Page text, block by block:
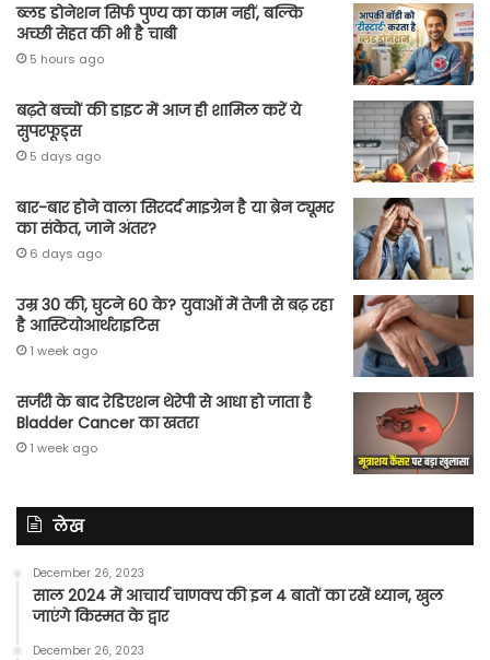
ब्लड डोनेशन सिर्फ पुण्य का काम नहीं, बल्कि
अच्छी सेहत की भी है चाबी
5 hours ago
बढ़ते बच्चों की डाइट में आज ही शामिल करें ये
सुपरफूड्स
5 days ago
बार-बार होने वाला सिरदर्द माइग्रेन है या ब्रेन ट्यूमर
का संकेत, जाने अंतर?
6 days ago
उम्र 30 की, घुटने 60 के? युवाओं में तेजी से बढ़ रहा
है आस्टियोआर्थराइटिस
1 week ago
सर्जरी के बाद रेडिएशन थेरेपी से आधा हो जाता है
Bladder Cancer का खतरा
1 week ago
लेख
December 26, 2023
साल 2024 में आचार्य चाणक्य की इन 4 बातों का रखें ध्यान, खुल
जाएंगे किस्मत के द्वार
December 26, 2023